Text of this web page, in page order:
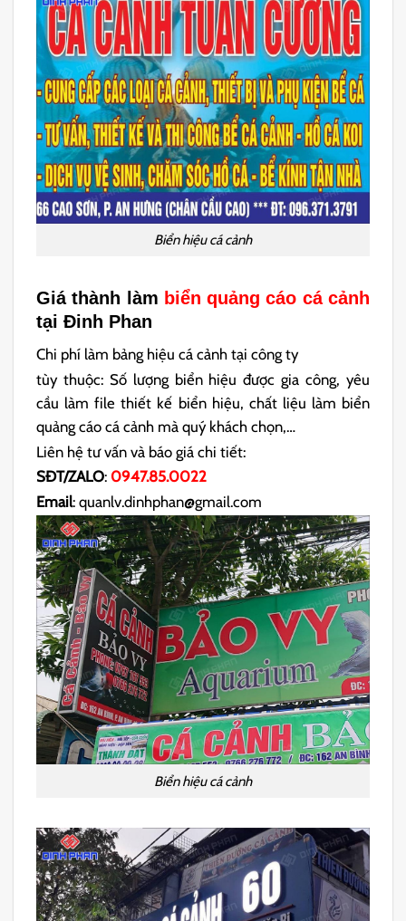
Biển hiệu cá cảnh
Giá thành làm biển quảng cáo cá cảnh
tại Đinh Phan
Chi phí làm bảng hiệu cá cảnh tại công ty
tùy thuộc: Số lượng biển hiệu được gia công, yêu
cầu làm file thiết kế biển hiệu, chất liệu làm biển
quảng cáo cá cảnh mà quý khách chọn,…
Liên hệ tư vấn và báo giá chi tiết:
SĐT/ZALO: 0947.85.0022
Email: quanlv.dinhphan@gmail.com
Biển hiệu cá cảnh